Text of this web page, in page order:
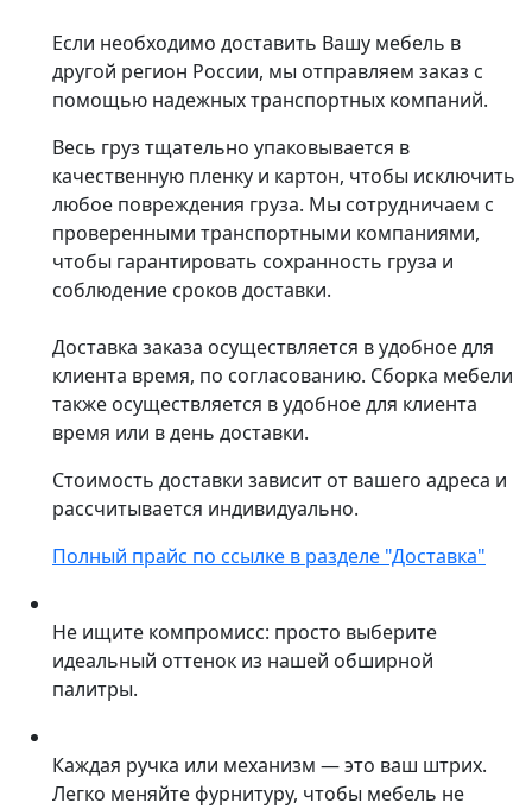
Если необходимо доставить Вашу мебель в
другой регион России, мы отправляем заказ с
помощью надежных транспортных компаний.
Весь груз тщательно упаковывается в
качественную пленку и картон, чтобы исключить
любое повреждения груза. Мы сотрудничаем с
проверенными транспортными компаниями,
чтобы гарантировать сохранность груза и
соблюдение сроков доставки.
Доставка заказа осуществляется в удобное для
клиента время, по согласованию. Сборка мебели
также осуществляется в удобное для клиента
время или в день доставки.
Стоимость доставки зависит от вашего адреса и
рассчитывается индивидуально.
Полный прайс по ссылке в разделе "Доставка"
Не ищите компромисс: просто выберите
идеальный оттенок из нашей обширной
палитры.
Каждая ручка или механизм — это ваш штрих.
Легко меняйте фурнитуру, чтобы мебель не